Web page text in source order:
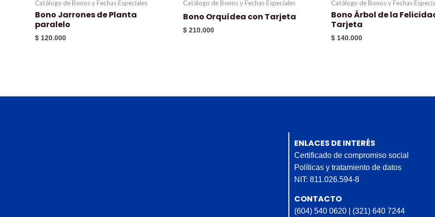
Catálogo de Bonos y Fechas Especiales
Bono Jarrones de Planta
paralelo
$ 120.000
Catálogo de Bonos y Fechas Especiales
Bono Orquídea con Tarjeta
$ 210.000
Catálogo de Bonos y Fechas
Bono Árbol de la
Tarjeta
$ 140.000
ENLACES DE INTERÉS
Certificado de compromiso social
Políticas y tratamiento de datos
NIT: 811.026.594-8
CONTACTO
(604) 540 0620 | (321) 640 7244